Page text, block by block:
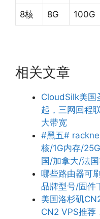
8核 8G 100G
相关文章
CloudSilk美国
起，三网回程
大带宽
#黑五#
核/1G内存/
国/加拿大/法
哪些路由器可
品牌型号/固件
美国洛杉矶
CN2 VPS推荐